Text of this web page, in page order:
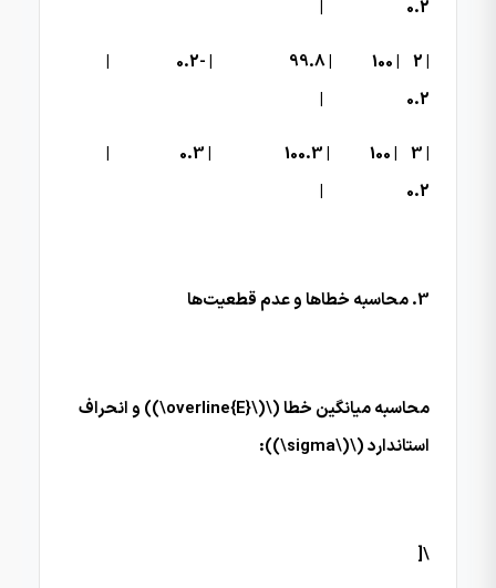
0.2 |
| 2 | 100 | 99.8 | -0.2 |
0.2 |
| 3 | 100 | 100.3 | 0.3 |
0.2 |
3. محاسبه خطاها و عدم قطعیت‌ها
محاسبه میانگین خطا (\(\overline{E}\)) و انحراف
استاندارد (\(\sigma\)):
\[